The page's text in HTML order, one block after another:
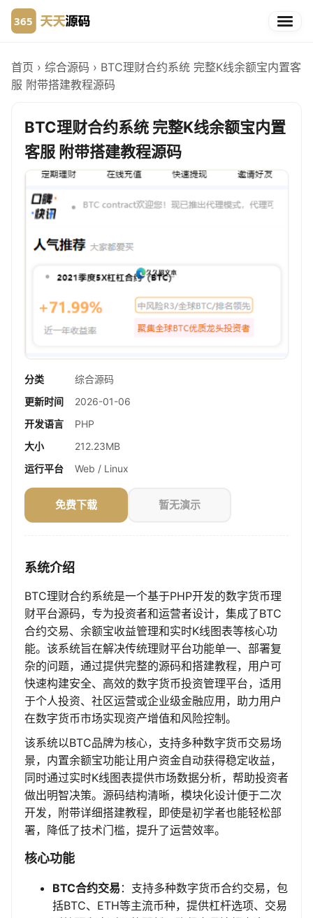
首页 › 综合源码 › BTC理财合约系统 完整K线余额宝内置客
服 附带搭建教程源码
BTC理财合约系统 完整K线余额宝内置
客服 附带搭建教程源码
分类
综合源码
更新时间
2026-01-06
开发语言
PHP
大小
212.23MB
运行平台
Web / Linux
免费下载 暂无演示
系统介绍
BTC理财合约系统是一个基于PHP开发的数字货币理
财平台源码，专为投资者和运营者设计，集成了BTC
合约交易、余额宝收益管理和实时K线图表等核心功
能。该系统旨在解决传统理财平台功能单一、部署复
杂的问题，通过提供完整的源码和搭建教程，用户可
快速构建安全、高效的数字货币投资管理平台，适用
于个人投资、社区运营或企业级金融应用，助力用户
在数字货币市场实现资产增值和风险控制。
该系统以BTC品牌为核心，支持多种数字货币交易场
景，内置余额宝功能让用户资金自动获得稳定收益，
同时通过实时K线图表提供市场数据分析，帮助投资者
做出明智决策。源码结构清晰，模块化设计便于二次
开发，附带详细搭建教程，即使是初学者也能轻松部
署，降低了技术门槛，提升了运营效率。
核心功能
BTC合约交易 ：支持多种数字货币合约交易，包
括BTC、ETH等主流币种，提供杠杆选项、交易